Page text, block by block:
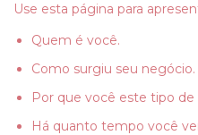
Use esta página para
Quem é você.
Como surgiu seu negócio.
Por que você este tipo de
Há quanto tempo você